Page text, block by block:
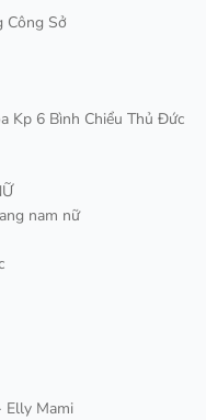
Công Sở
Kp 6 Bình Chiểu Thủ Đức
nam nữ
Elly Mami